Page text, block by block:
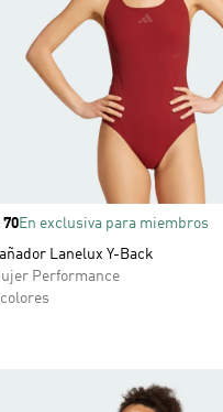
En exclusiva para miembros
Lanelux Y-Back
Performance
a la lista de deseos